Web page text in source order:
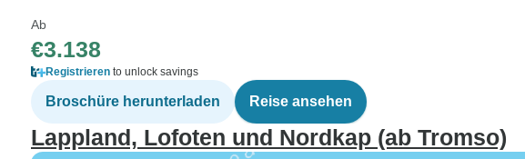
Ab
€3.138
Registrieren to unlock savings
Broschüre herunterladen Reise ansehen
Lappland, Lofoten und Nordkap (ab Tromso)